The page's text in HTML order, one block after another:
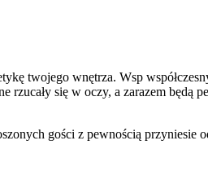
twojego wnętrza. Wsp
się w oczy, a zarazem będą
gości z pewnością przyniesie